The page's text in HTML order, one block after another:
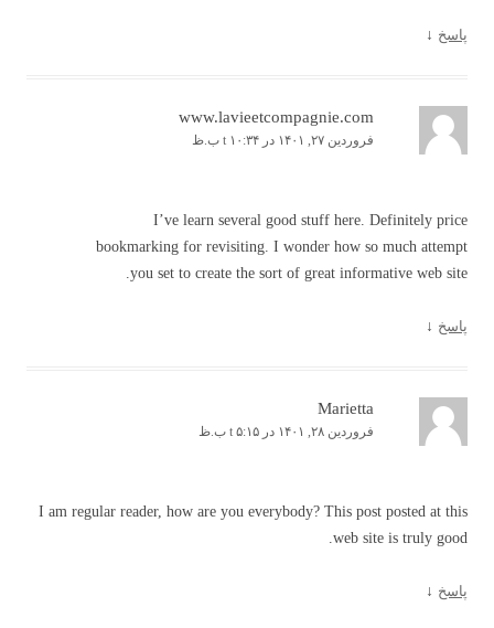
پاسخ ↓
www.lavieetcompagnie.com
فروردین ۲۷, ۱۴۰۱ در t ۱۰:۳۴ ب.ظ
I’ve learn several good stuff here. Definitely price
bookmarking for revisiting. I wonder how so much attempt
you set to create the sort of great informative web site.
پاسخ ↓
Marietta
فروردین ۲۸, ۱۴۰۱ در t ۵:۱۵ ب.ظ
I am regular reader, how are you everybody? This post posted at this
web site is truly good.
پاسخ ↓